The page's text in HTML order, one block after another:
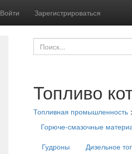
Войти Зарегистрироваться
Топливо
Топливная промышленность
Горюче-смазочные
Гудроны
Дизельное